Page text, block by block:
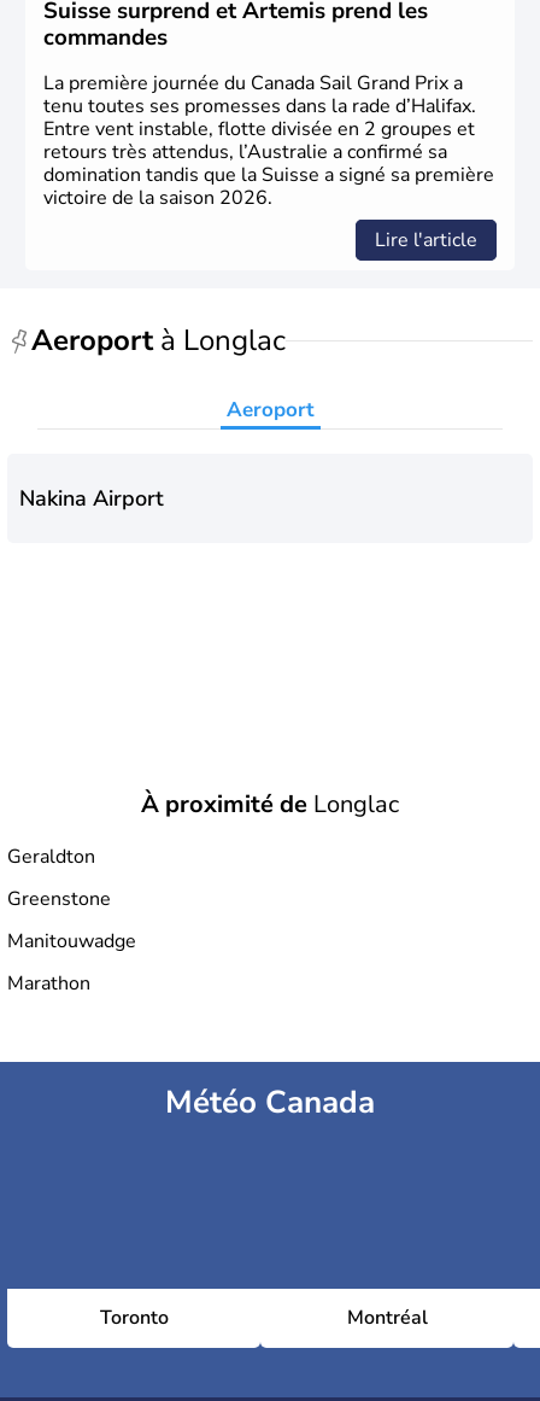
aujourd'hui appelé Eskimos, n'est découvert qu'au début
du XXème siècle lors d'une expédition dans le Grand
Nord.
Suisse surprend et Artemis prend les
commandes
La première journée du Canada Sail Grand Prix a
tenu toutes ses promesses dans la rade d’Halifax.
Entre vent instable, flotte divisée en 2 groupes et
retours très attendus, l’Australie a confirmé sa
domination tandis que la Suisse a signé sa première
victoire de la saison 2026.
Lire l'article
Aeroportà Longlac
Aeroport
Nakina Airport
À proximité de Longlac
Geraldton
Greenstone
Manitouwadge
Marathon
Météo Canada
Toronto Montréal